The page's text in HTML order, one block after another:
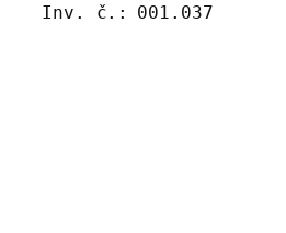
Inv. č.: 001.037